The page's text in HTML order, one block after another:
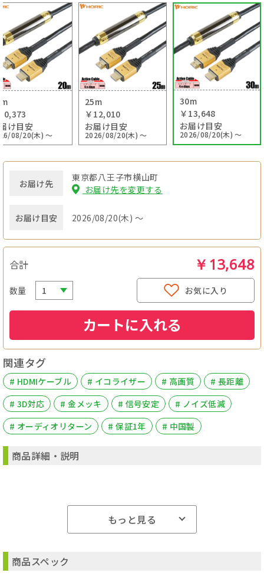
け目安
08/20(木) ～
25m
￥12,010
お届け目安
2026/08/20(木) ～
30m
￥13,648
お届け目安
2026/08/20(木) ～
お届け先
東京都八王子市横山町
お届け先を変更する
お届け目安 2026/08/20(木) ～
合計 ￥13,648
数量 お気に入り
カートに入れる
関連タグ
# HDMIケーブル # イコライザー # 高画質
# 長距離
# 3D対応
# 金メッキ # 信号安定
# ノイズ低減
# オーディオリターン
# 保証1年 # 中国製
商品詳細・説明
もっと見る
商品スペック